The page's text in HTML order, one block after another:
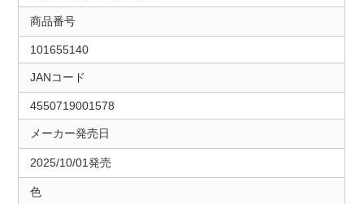
商品番号
101655140
JANコード
4550719001578
メーカー発売日
2025/10/01発売
色